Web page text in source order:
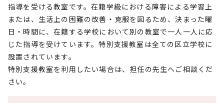
指導を受ける教室です。在籍学級における障害による学習上
または、生活上の困難の改善・克服を図るため、決まった曜
日・時間に、在籍する学校において別の教室で一人一人に応
じた指導を受けています。特別支援教室は全ての区立学校に
設置されています。
特別支援教室を利用したい場合は、担任の先生へご相談くだ
さい。